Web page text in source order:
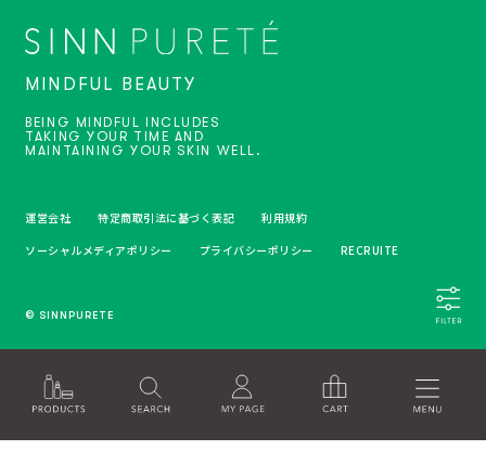
MINDFUL BEAUTY
BEING MINDFUL INCLUDES
TAKING YOUR TIME AND
MAINTAINING YOUR SKIN WELL.
運営会社 特定商取引法に基づく表記
利用規約
ソーシャルメディアポリシー
プライバシーポリシー RECRUITE
© SINNPURETE